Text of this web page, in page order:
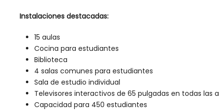
Instalaciones destacadas:
15 aulas
Cocina para estudiantes
Biblioteca
4 salas comunes para estudiantes
Sala de estudio individual
Televisores interactivos de 65 pulgadas en todas las
Capacidad para 450 estudiantes